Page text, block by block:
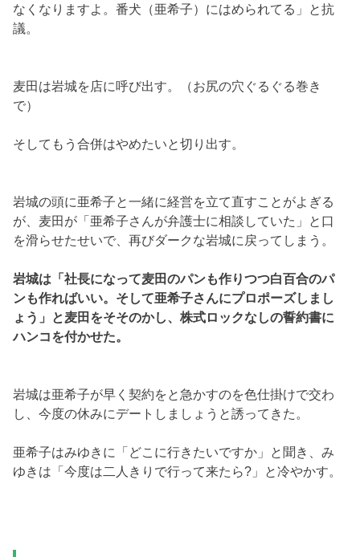
なくなりますよ。番犬（亜希子）にはめられてる」と抗
議。
麦田は岩城を店に呼び出す。（お尻の穴ぐるぐる巻き
で）
そしてもう合併はやめたいと切り出す。
岩城の頭に亜希子と一緒に経営を立て直すことがよぎる
が、麦田が「亜希子さんが弁護士に相談していた」と口
を滑らせたせいで、再びダークな岩城に戻ってしまう。
岩城は「社長になって麦田のパンも作りつつ白百合のパ
ンも作ればいい。そして亜希子さんにプロポーズしまし
ょう」と麦田をそそのかし、株式ロックなしの誓約書に
ハンコを付かせた。
岩城は亜希子が早く契約をと急かすのを色仕掛けで交わ
し、今度の休みにデートしましょうと誘ってきた。
亜希子はみゆきに「どこに行きたいですか」と聞き、み
ゆきは「今度は二人きりで行って来たら?」と冷やかす。